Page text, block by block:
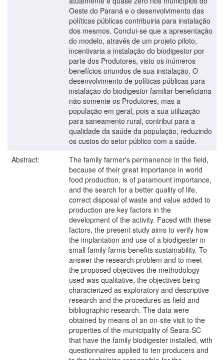
Oeste do Paraná e o desenvolvimento das
políticas públicas contribuiria para instalação
dos mesmos. Conclui-se que a apresentação
do modelo, através de um projeto piloto,
incentivaria a instalação do biodigestor por
parte dos Produtores, visto os inúmeros
benefícios oriundos de sua instalação. O
desenvolvimento de políticas públicas para
instalação do biodigestor familiar beneficiaria
não somente os Produtores, mas a
população em geral, pois a sua utilização
para saneamento rural, contribui para a
qualidade da saúde da população, reduzindo
os custos do setor público com a saúde.
Abstract:
The family farmer's permanence in the field,
because of their great importance in world
food production, is of paramount importance,
and the search for a better quality of life,
correct disposal of waste and value added to
production are key factors in the
development of the activity. Faced with these
factors, the present study aims to verify how
the implantation and use of a biodigester in
small family farms benefits sustainability. To
answer the research problem and to meet
the proposed objectives the methodology
used was qualitative, the objectives being
characterized as exploratory and descriptive
research and the procedures as field and
bibliographic research. The data were
obtained by means of an on-site visit to the
properties of the municipality of Seara-SC
that have the family biodigester installed, with
questionnaires applied to ten producers and